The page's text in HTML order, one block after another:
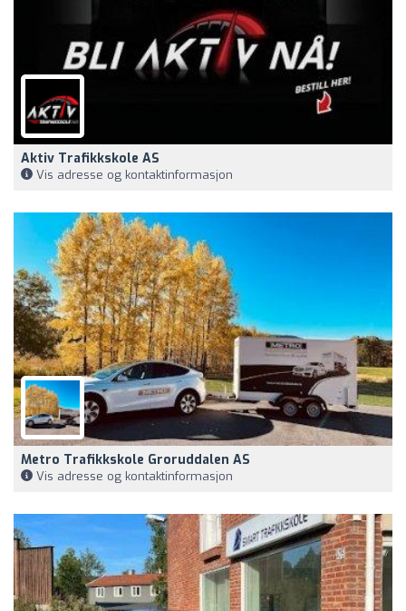
Aktiv Trafikkskole AS
Vis adresse og kontaktinformasjon
Metro Trafikkskole Groruddalen AS
Vis adresse og kontaktinformasjon